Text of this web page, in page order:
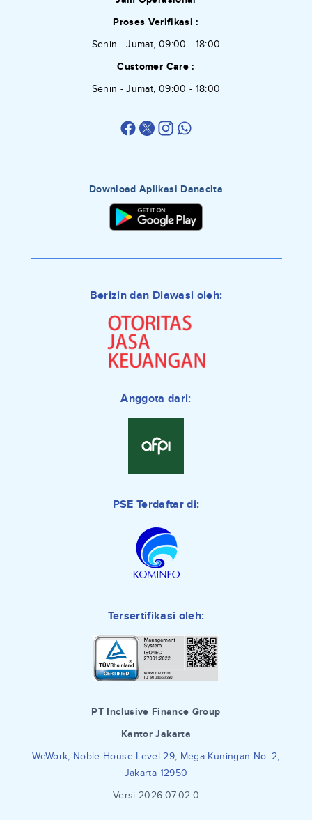
Proses Verifikasi :
Senin - Jumat, 09:00 - 18:00
Customer Care :
Senin - Jumat, 09:00 - 18:00
Download Aplikasi Danacita
Berizin dan Diawasi oleh:
Anggota dari:
PSE Terdaftar di:
Tersertifikasi oleh:
PT Inclusive Finance Group
Kantor Jakarta
WeWork, Noble House Level 29, Mega Kuningan No. 2,
Jakarta 12950
Versi 2026.07.02.0